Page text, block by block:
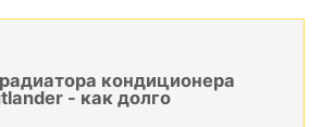
кондиционера
- как долго